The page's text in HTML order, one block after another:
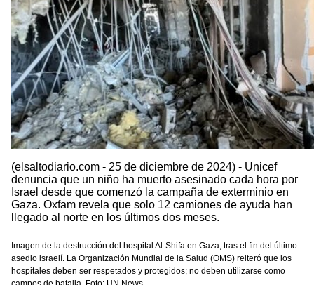
(elsaltodiario.com - 25 de diciembre de 2024) - Unicef
denuncia que un niño ha muerto asesinado cada hora por
Israel desde que comenzó la campaña de exterminio en
Gaza. Oxfam revela que solo 12 camiones de ayuda han
llegado al norte en los últimos dos meses.
Imagen de la destrucción del hospital Al-Shifa en Gaza, tras el fin del último
asedio israelí. La Organización Mundial de la Salud (OMS) reiteró que los
hospitales deben ser respetados y protegidos; no deben utilizarse como